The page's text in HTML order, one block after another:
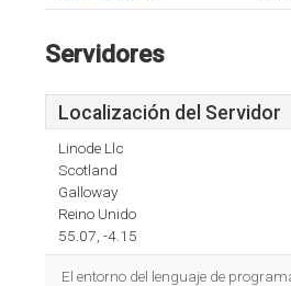
Servidores
Localización del Servidor
Linode Llc
Scotland
Galloway
Reino Unido
55.07, -4.15
El entorno del lenguaje de